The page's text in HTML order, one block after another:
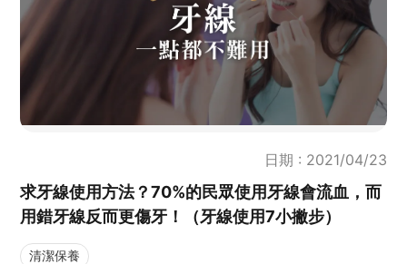
日期 : 2021/04/23
求牙線使用方法？70%的民眾使用牙線會流血，而
用錯牙線反而更傷牙！（牙線使用7小撇步）
清潔保養